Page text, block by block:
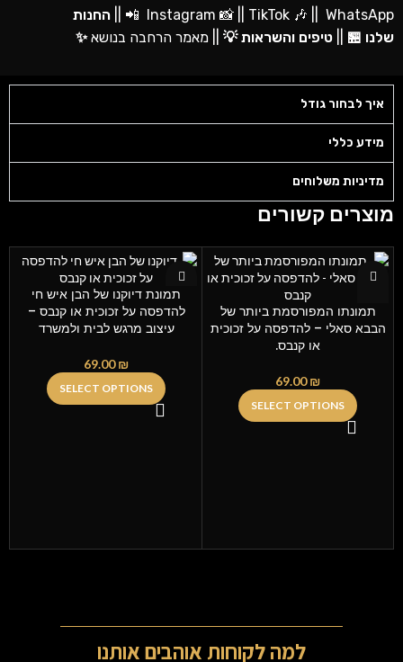
Instagram 📸 || TikTok 🎶 || WhatsApp
📲 || החנות
שלנו 🏪 טיפים והשראות💡 מאמר הרחבה בנושא✨
איך לבחור גודל
מידע כללי
מדיניות משלוחים
מוצרים קשורים
תמונתו המפורסמת ביותר של
הבבא סאלי – להדפסה על זכוכית
או קנבס.
69.00₪
SELECT OPTIONS
תמונת דיוקנו של הבן איש חי
להדפסה על זכוכית או קנבס –
עיצוב מרגש לבית ולמשרד
69.00₪
SELECT OPTIONS
למה לקוחות אוהבים אותנו